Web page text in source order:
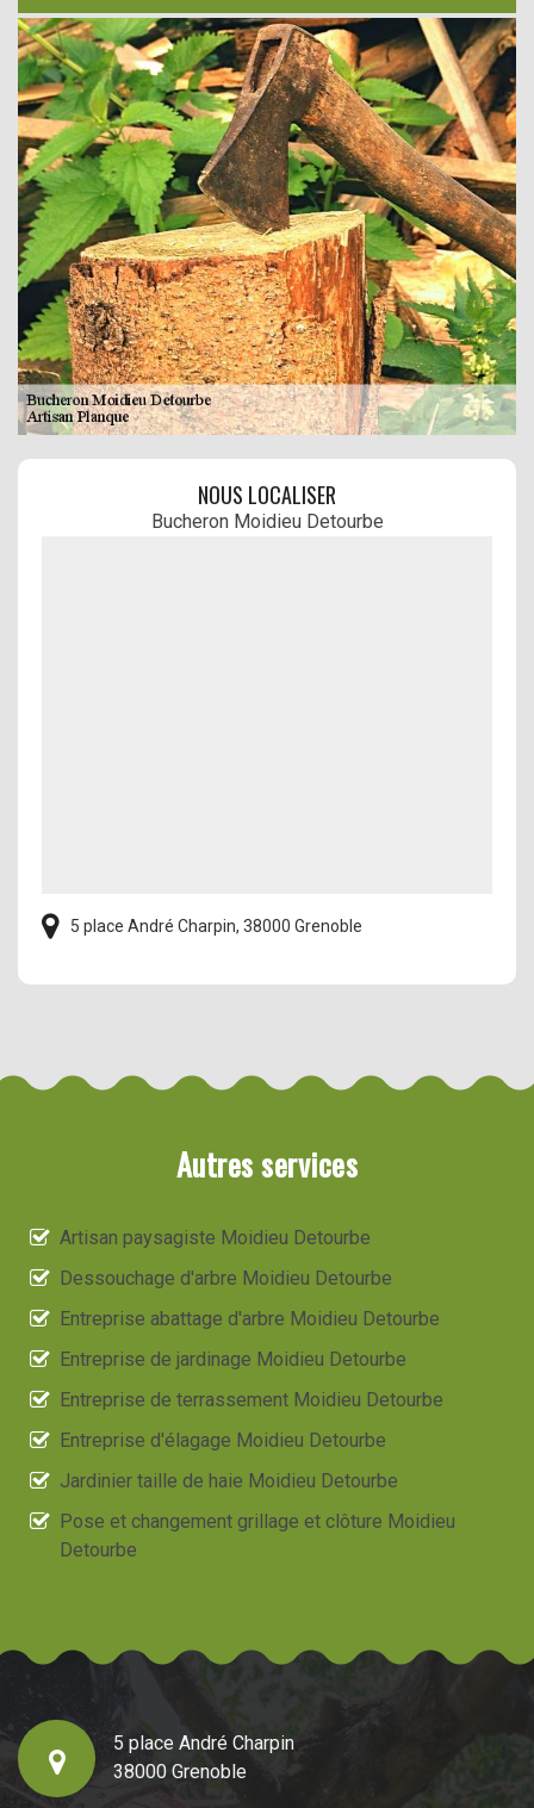
NOUS LOCALISER
Bucheron Moidieu Detourbe
5 place André Charpin, 38000 Grenoble
Autres services
Artisan paysagiste Moidieu Detourbe
Dessouchage d'arbre Moidieu Detourbe
Entreprise abattage d'arbre Moidieu Detourbe
Entreprise de jardinage Moidieu Detourbe
Entreprise de terrassement Moidieu Detourbe
Entreprise d'élagage Moidieu Detourbe
Jardinier taille de haie Moidieu Detourbe
Pose et changement grillage et clôture Moidieu
Detourbe
5 place André Charpin
38000 Grenoble